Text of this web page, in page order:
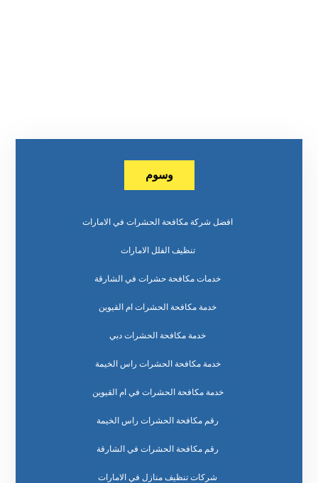
وسوم
افضل شركة مكافحة الحشرات في الامارات
تنظيف الفلل الامارات
خدمات مكافحة حشرات في الشارقة
خدمة مكافحة الحشرات ام القيوين
خدمة مكافحة الحشرات دبي
خدمة مكافحة الحشرات راس الخيمة
خدمة مكافحة الحشرات في ام القيوين
رقم مكافحة الحشرات راس الخيمة
رقم مكافحة الحشرات في الشارقة
شركات تنظيف منازل في الامارات